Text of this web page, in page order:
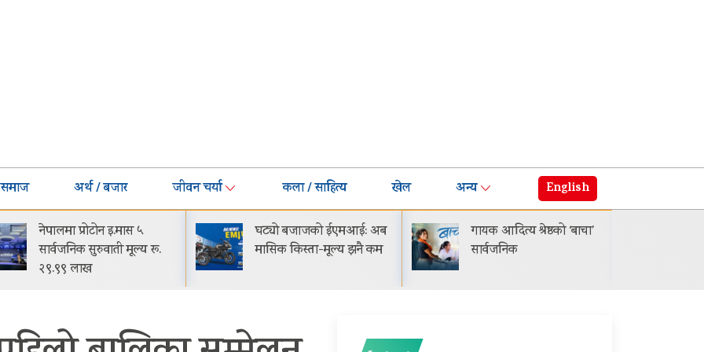
समाज अर्थ / बजार जीवन चर्या कला / साहित्य खेल अन्य English
नेपालमा प्रोटोन इ.मास ५
सार्वजनिक सुरुवाती मूल्य रू.
२९.९९ लाख
घट्यो बजाजको ईएमआई: अब
मासिक किस्ता-मूल्य झनै कम
गायक आदित्य श्रेष्ठको ‘बाचा’
सार्वजनिक